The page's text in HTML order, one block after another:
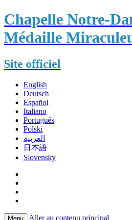
Chapelle Notre-
Médaille
Site officiel
English
Deutsch
Español
Italiano
Português
Polski
العربية
日本語
Slovensky
Menu Aller au contenu principal